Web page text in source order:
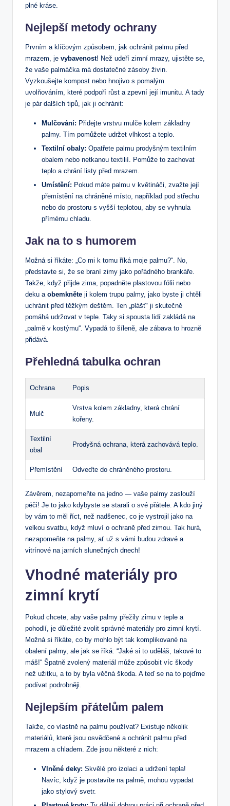
plné‍ kráse.
Nejlepší metody ochrany
Prvním a klíčovým způsobem, jak ⁤ochránit palmu ‍před
mrazem, je vybavenost! Než udeří zimní mrazy, ujistěte se,
že vaše palmáčka má dostatečné zásoby živin.
Vyzkoušejte kompost ‌nebo hnojivo s pomalým
uvolňováním, které podpoří​ růst a​ zpevní její imunitu. A tady
je pár dalších⁣ tipů, jak ji ochránit:
Mulčování: Přidejte vrstvu mulče⁤ kolem základny
palmy. Tím pomůžete udržet vlhkost a⁢ teplo.
Textilní obaly: Opatřete palmu prodyšným textilním‍
obalem nebo⁢ netkanou textilií. Pomůže to ​zachovat
teplo a chrání listy ​před ​mrazem.
Umístění: Pokud máte palmu v⁢ květináči, zvažte její
přemístění na‌ chráněné místo, například pod střechu
nebo do prostoru‍ s vyšší teplotou, ‌aby se vyhnula
přímému chladu.
Jak​ na​ to s humorem
Možná si říkáte: „Co mi k tomu říká moje palmu?“. No,
představte‌ si, že se⁣ braní zimy jako pořádného brankáře.
Takže, když ⁤přijde zima, popadněte plastovou fólii nebo
deku a obemkněte ji kolem⁣ trupu palmy, jako byste ji chtěli
⁢uchránit ​před těžkým deštěm. Ten „plášť“ ji ‍skutečně⁣
pomáhá udržovat ‍v teple. Taky‌ si spousta lidí zakládá na
„palmě v kostýmu“. Vypadá to šíleně, ale zábava to hrozně
přidává.
Přehledná ​tabulka ochran
Ochrana Popis
Mulč
Vrstva kolem základny, která chrání
kořeny.
Textilní
obal
Prodyšná ochrana,⁤ která zachovává teplo.
Přemístění Odveďte do chráněného prostoru.
Závěrem, nezapomeňte na jedno — vaše palmy zaslouží
péči! Je to jako kdybyste se starali o ​své přátele. ​A kdo jiný
by vám to měl říct, než nadšenec, co je vystrojil jako‌ na
velkou svatbu, když mluví ​o ochraně před‍ zimou. Tak‌ hurá,
⁤nezapomeňte​ na palmy, ​ať už s vámi budou zdravé a
vitrínové na jarních slunečných dnech!
Vhodné ‍materiály pro⁢
zimní krytí
Pokud chcete, aby ⁢vaše palmy přežily zimu v teple a
pohodlí, je důležité zvolit správné‍ materiály pro ​zimní krytí.
Možná ⁤si⁢ říkáte, co by mohlo být tak komplikované na
obalení palmy, ale jak​ se říká: ⁢“Jaké si to uděláš, takové to
‍máš!“ ⁢Špatně ⁣zvolený materiál může způsobit víc škody
než užitku, a to by byla věčná ⁢škoda. A teď​ se na to pojďme
podívat podrobněji.
Nejlepším přátelům​ palem
Takže, co vlastně na palmu ‍používat? Existuje několik
materiálů, které jsou‌ osvědčené a ochránit palmu‍ před
mrazem a ‌chladem. ⁤Zde‍ jsou některé ‌z ⁣nich:
Vlněné deky: Skvělé pro izolaci a udržení tepla!⁤
Navíc, když​ je postavíte na palmě, ⁤mohou‌ vypadat
jako stylový svetr.